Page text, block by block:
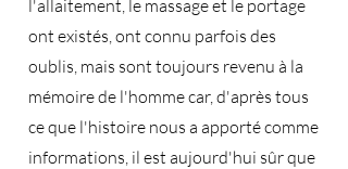
l'allaitement, le massage et le portage
ont existés, ont connu parfois des
oublis, mais sont toujours revenu à la
mémoire de l'homme car, d'après tous
ce que l'histoire nous a apporté comme
informations, il est aujourd'hui sûr que